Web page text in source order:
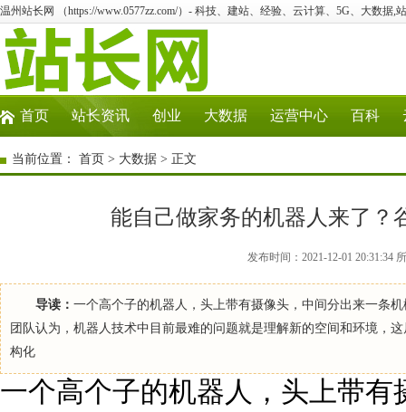
温州站长网 （https://www.0577zz.com/）- 科技、建站、经验、云计算、5G、大数据,
首页 站长资讯 创业 大数据 运营中心 百科
当前位置： 首页 > 大数据 > 正文
能自己做家务的机器人来了？
发布时间：2021-12-01 20:31:34
导读： 一个高个子的机器人，头上带有摄像头，中间分出来一条
团队认为，机器人技术中目前最难的问题就是理解新的空间和环境，
构化
一个高个子的机器人，头上带